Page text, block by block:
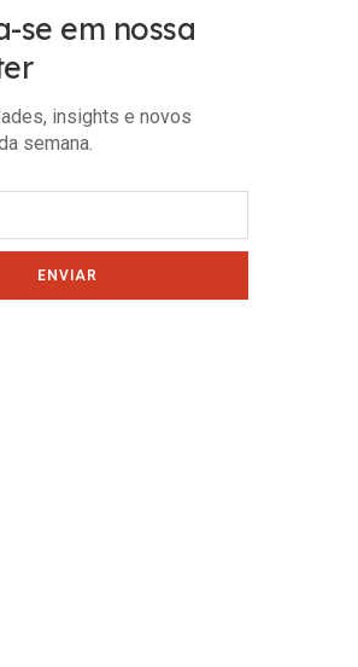
se em nossa
insights e novos
semana.
ENVIAR